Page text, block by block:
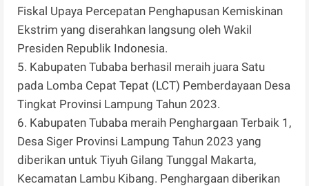
Fiskal Upaya Percepatan Penghapusan Kemiskinan
Ekstrim yang diserahkan langsung oleh Wakil
Presiden Republik Indonesia.
5. Kabupaten Tubaba berhasil meraih juara Satu
pada Lomba Cepat Tepat (LCT) Pemberdayaan Desa
Tingkat Provinsi Lampung Tahun 2023.
6. Kabupaten Tubaba meraih Penghargaan Terbaik 1,
Desa Siger Provinsi Lampung Tahun 2023 yang
diberikan untuk Tiyuh Gilang Tunggal Makarta,
Kecamatan Lambu Kibang. Penghargaan diberikan